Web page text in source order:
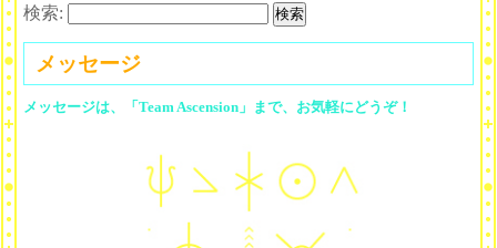
検索:
メッセージ
メッセージは、「Team Ascension」まで、お気軽にどうぞ！